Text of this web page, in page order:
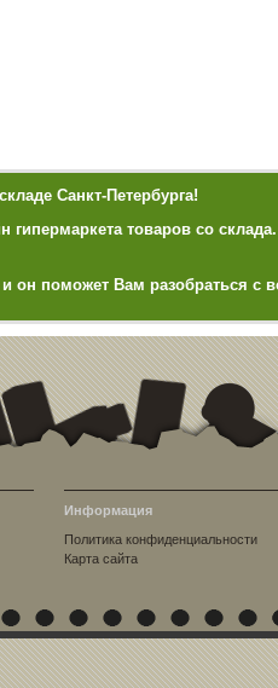
Санкт-Петербурга!
товаров со
он поможет Вам разобраться с
Информация
Политика конфиденциальности
Карта сайта